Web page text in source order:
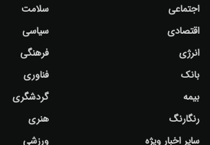
اجتماعی
اقتصادی
انرژی
بانک
بیمه
رنگارنگ
سایر اخبار ویژه
سلامت
سیاسی
فرهنگی
فناوری
گردشگری
هنری
ورزشی